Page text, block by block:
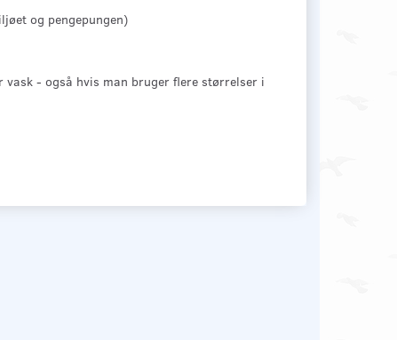
og pengepungen)
vask - også hvis man bruger flere størrelser i